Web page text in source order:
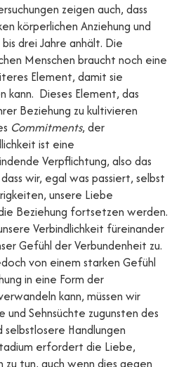
zeigen auch, dass
körperlichen Anziehung und
drei Jahre anhält. Die
Menschen braucht noch eine
Element, damit sie
kann. Dieses Element, das
Beziehung zu kultivieren
Commitments, der
ist eine
Verpflichtung, also das
wir, egal was passiert, selbst
unsere Liebe
Beziehung fortsetzen werden.
Verbindlichkeit füreinander
Gefühl der Verbundenheit zu.
von einem starken Gefühl
in eine Form der
kann, müssen wir
und Sehnsüchte zugunsten des
Handlungen
erfordert die Liebe,